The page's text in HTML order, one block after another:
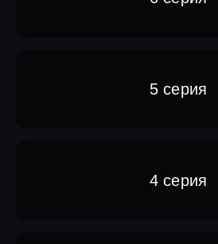
5 серия
4 серия